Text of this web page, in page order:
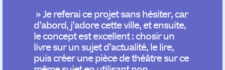
» Je referai ce projet sans hésiter, car
d’abord, j’adore cette ville, et ensuite,
le concept est excellent : chosir un
livre sur un sujet d’actualité, le lire,
puis créer une pièce de théâtre sur ce